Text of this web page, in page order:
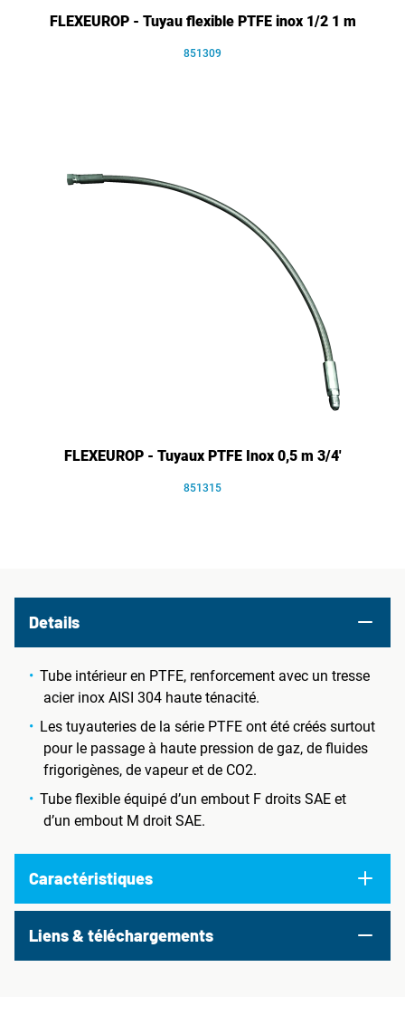
FLEXEUROP - Tuyau flexible PTFE inox 1/2 1 m
851309
FLEXEUROP - Tuyaux PTFE Inox 0,5 m 3/4'
851315
Details
Tube intérieur en PTFE, renforcement avec un tresse
acier inox AISI 304 haute ténacité.
Les tuyauteries de la série PTFE ont été créés surtout
pour le passage à haute pression de gaz, de fluides
frigorigènes, de vapeur et de CO2.
Tube flexible équipé d’un embout F droits SAE et
d’un embout M droit SAE.
Caractéristiques
Liens & téléchargements